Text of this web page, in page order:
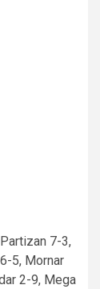
7-3,
5, Mornar
2-9, Mega